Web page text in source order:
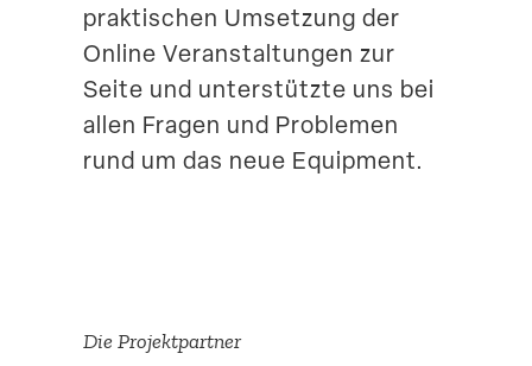
prakti­schen Umsetzung der
Online Veran­stal­tungen zur
Seite und unter­stützte uns bei
allen Fragen und Problemen
rund um das neue Equipment.
Die Projekt­partner